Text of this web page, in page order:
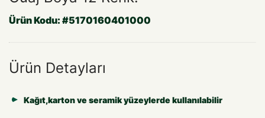
Ürün Kodu: #5170160401000
Ürün Detayları
Kağıt,karton ve seramik yüzeylerde kullanılabilir